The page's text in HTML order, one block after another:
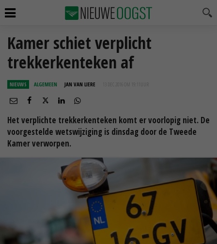
Kamer schiet verplicht
trekkerkenteken af
NIEUWS ALGEMEEN JAN VAN LIERE 13 DEC 2016 OM 19:11
Het verplichte trekkerkenteken komt er voorlopig niet. De
voorgestelde wetswijziging is dinsdag door de Tweede
Kamer verworpen.